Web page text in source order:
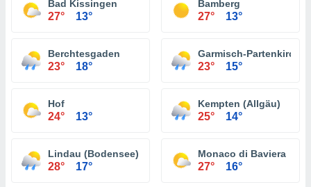
Bad Kissingen
27° 13°
Bamberg
27° 13°
Berchtesgaden
23° 18°
Garmisch-
23° 15°
Hof
24° 13°
Kempten (Allgäu)
25° 14°
Lindau (Bodensee)
28° 17°
Monaco di Baviera
27° 16°